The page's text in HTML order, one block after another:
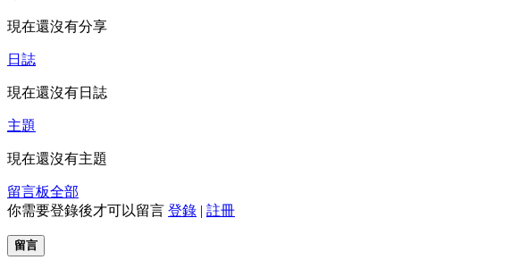
現在還沒有分享
日誌
現在還沒有日誌
主題
現在還沒有主題
留言板全部
你需要登錄後才可以留言 登錄 | 註冊
留言